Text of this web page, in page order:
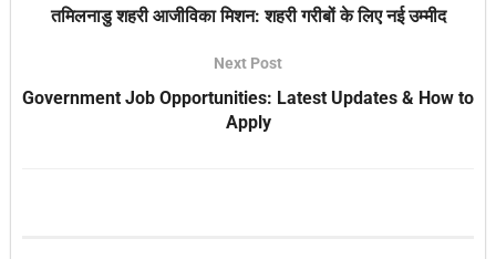
तमिलनाडु शहरी आजीविका मिशन: शहरी गरीबों के लिए नई उम्मीद
Next Post
Government Job Opportunities: Latest Updates & How to
Apply